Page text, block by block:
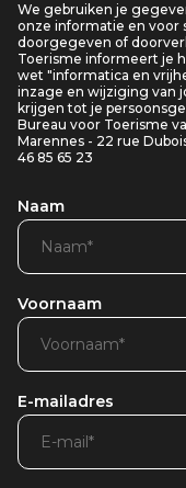
We gebruiken je
onze informatie en voor
doorgegeven of
Toerisme informeert je
wet "informatica en
inzage en wijziging van
krijgen tot je
Bureau voor Toerisme
Marennes - 22 rue
46 85 65 23
Naam
Voornaam
E-mailadres